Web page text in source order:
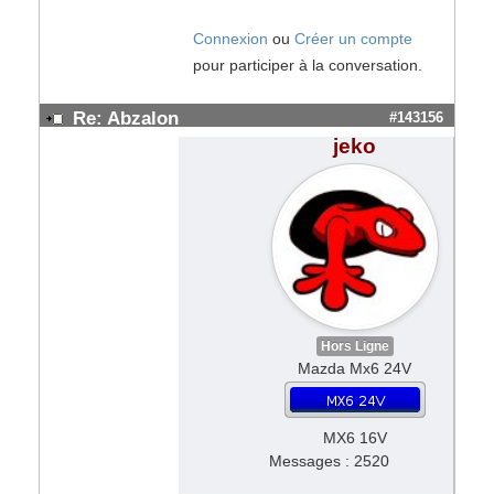
Connexion ou Créer un compte
pour participer à la conversation.
Re: Abzalon #143156
jeko
Hors Ligne
Mazda Mx6 24V
MX6 16V
Messages : 2520